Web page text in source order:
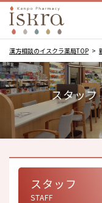
漢方相談のイスクラ薬局TOP
スタッフ
スタッフ
STAFF